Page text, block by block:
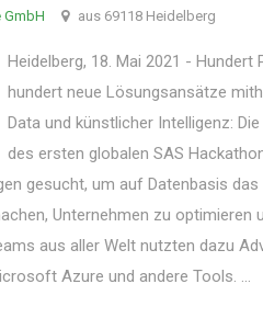
GmbH aus 69118 Heidelberg
Heidelberg, 18. Mai 2021 - Hundert
hundert neue Lösungsansätze
Data und künstlicher Intelligenz:
des ersten globalen SAS
gesucht, um auf Datenbasis das
Unternehmen zu optimieren
aus aller Welt nutzten dazu
Azure und andere Tools. ...